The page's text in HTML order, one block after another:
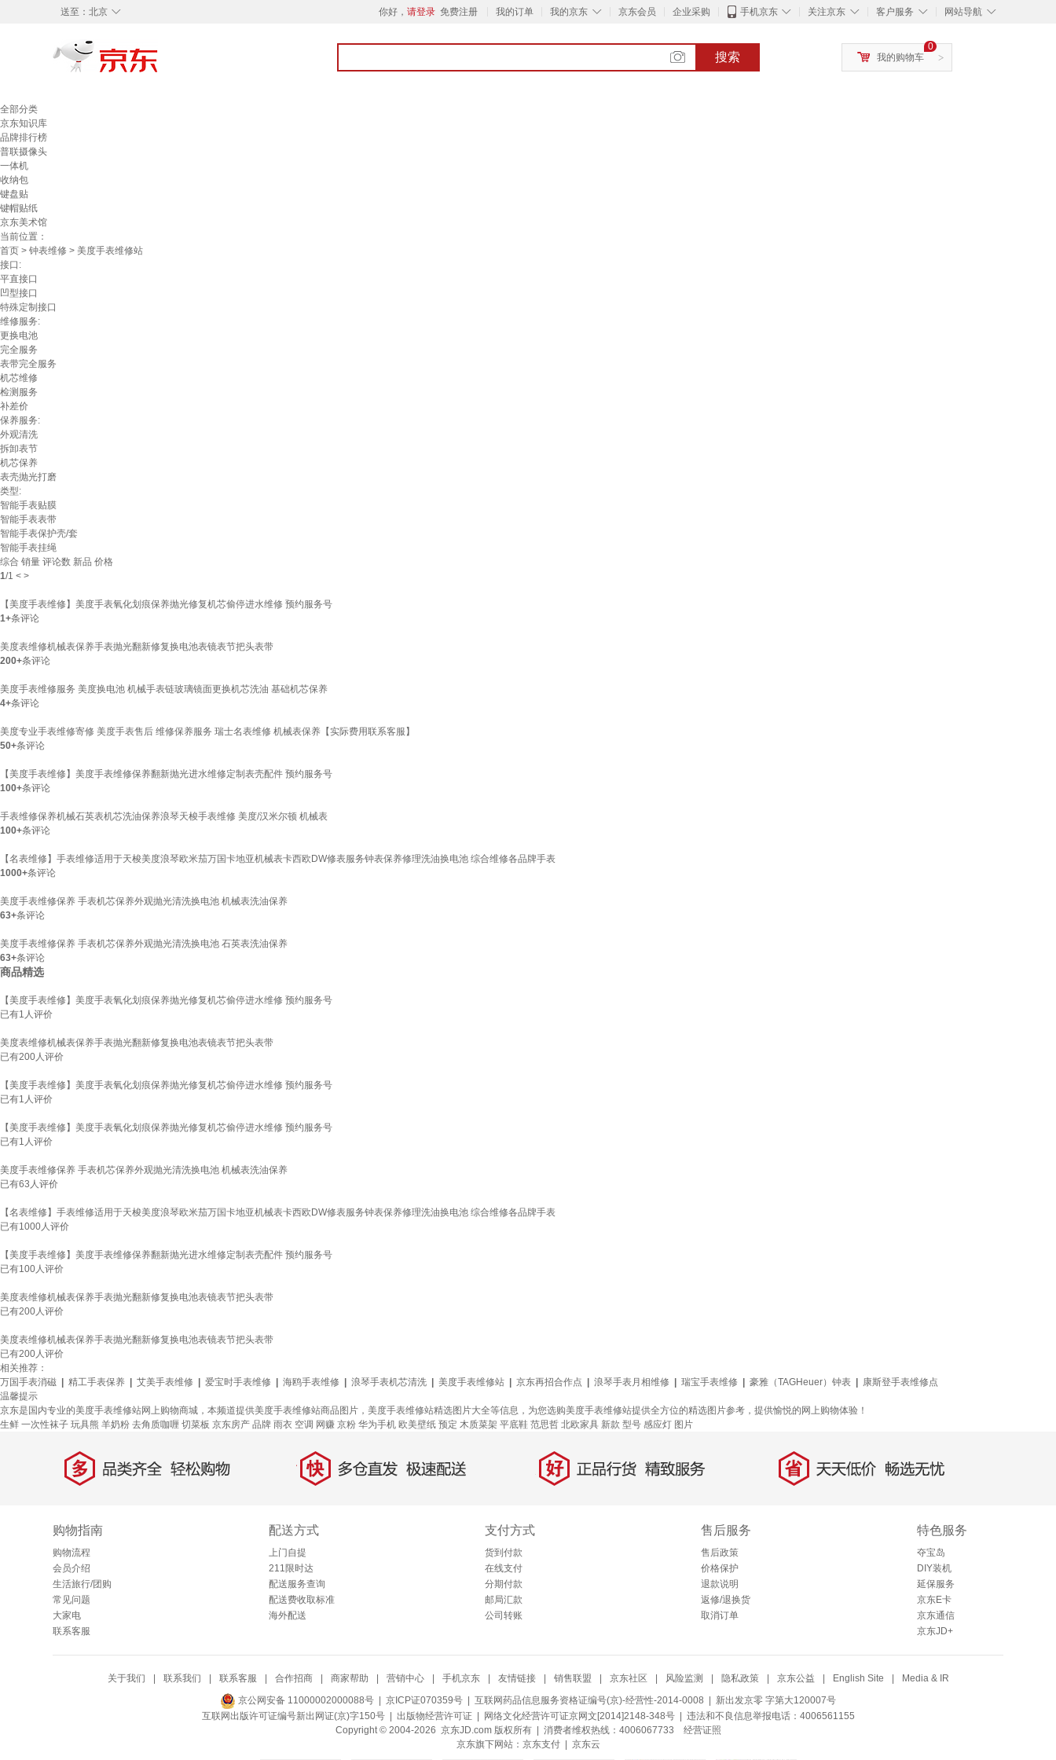
◇
送至： 北京 你好， 请登录 免费注册 我的订单 ◇
我的京东 京东会员 企业采购 ◇
手机京东 ◇
关注京东 ◇
客户服务 ◇
网站导航
搜索 >
0
我的购物车
全部分类
京东知识库
品牌排行榜
普联摄像头
一体机
收纳包
键盘贴
键帽贴纸
京东美术馆
当前位置：
首页 > 钟表维修 > 美度手表维修站
接口:
平直接口
凹型接口
特殊定制接口
维修服务:
更换电池
完全服务
表带完全服务
机芯维修
检测服务
补差价
保养服务:
外观清洗
拆卸表节
机芯保养
表壳抛光打磨
类型:
智能手表贴膜
智能手表表带
智能手表保护壳/套
智能手表挂绳
综合 销量 评论数 新品 价格
1/1 < >
【美度手表维修】美度手表氧化划痕保养抛光修复机芯偷停进水维修 预约服务号
1+条评论
美度表维修机械表保养手表抛光翻新修复换电池表镜表节把头表带
200+条评论
美度手表维修服务 美度换电池 机械手表链玻璃镜面更换机芯洗油 基础机芯保养
4+条评论
美度专业手表维修寄修 美度手表售后 维修保养服务 瑞士名表维修 机械表保养【实际费用联系客服】
50+条评论
【美度手表维修】美度手表维修保养翻新抛光进水维修定制表壳配件 预约服务号
100+条评论
手表维修保养机械石英表机芯洗油保养浪琴天梭手表维修 美度/汉米尔顿 机械表
100+条评论
【名表维修】手表维修适用于天梭美度浪琴欧米茄万国卡地亚机械表卡西欧DW修表服务钟表保养修理洗油换电池 综合维修各品牌手表
1000+条评论
美度手表维修保养 手表机芯保养外观抛光清洗换电池 机械表洗油保养
63+条评论
美度手表维修保养 手表机芯保养外观抛光清洗换电池 石英表洗油保养
63+条评论
商品精选
【美度手表维修】美度手表氧化划痕保养抛光修复机芯偷停进水维修 预约服务号
已有1 人评价
美度表维修机械表保养手表抛光翻新修复换电池表镜表节把头表带
已有200人评价
【美度手表维修】美度手表氧化划痕保养抛光修复机芯偷停进水维修 预约服务号
已有1 人评价
【美度手表维修】美度手表氧化划痕保养抛光修复机芯偷停进水维修 预约服务号
已有1 人评价
美度手表维修保养 手表机芯保养外观抛光清洗换电池 机械表洗油保养
已有63 人评价
【名表维修】手表维修适用于天梭美度浪琴欧米茄万国卡地亚机械表卡西欧DW修表服务钟表保养修理洗油换电池 综合维修各品牌手表
已有1000人评价
【美度手表维修】美度手表维修保养翻新抛光进水维修定制表壳配件 预约服务号
已有100人评价
美度表维修机械表保养手表抛光翻新修复换电池表镜表节把头表带
已有200人评价
美度表维修机械表保养手表抛光翻新修复换电池表镜表节把头表带
已有200人评价
相关推荐：
万国手表消磁
精工手表保养 艾美手表维修 爱宝时手表维修 海鸥手表维修 浪琴手表机芯清洗 美度手表维修站 京东再招合作点 浪琴手表月相维修 瑞宝手表维修 豪雅（TAGHeuer）钟表
康斯登手表维修点
温馨提示
京东是国内专业的美度手表维修站网上购物商城，本频道提供美度手表维修站商品图片，美度手表维修站精选图片大全等信息，为您选购美度手表维修站提供全方位的精选图片参考，提供愉悦的网上购物体验！
生鲜 一次性袜子 玩具熊 羊奶粉 去角质咖喱 切菜板 京东房产 品牌 雨衣 空调 网赚 京粉 华为手机 欧美壁纸 预定 木质菜架 平底鞋 范思哲 北欧家具 新款 型号 感应灯 图片
多 品类齐全，轻松购物 快 多仓直发，极速配送 好 正品行货，精致服务 省 天天低价，畅选无忧
购物指南
购物流程
会员介绍
生活旅行/团购
常见问题
大家电
联系客服
配送方式
上门自提
211限时达
配送服务查询
配送费收取标准
海外配送
支付方式
货到付款
在线支付
分期付款
邮局汇款
公司转账
售后服务
售后政策
价格保护
退款说明
返修/退换货
取消订单
特色服务
夺宝岛
DIY装机
延保服务
京东E卡
京东通信
京东JD+
关于我们 联系我们 联系客服 合作招商 商家帮助 营销中心 手机京东 友情链接 销售联盟 京东社区 风险监测 隐私政策 京东公益 English Site Media & IR
京公网安备 11000002000088号 | 京ICP证070359号 | 互联网药品信息服务资格证编号(京)-经营性-2014-0008 | 新出发京零 字第大120007号
互联网出版许可证编号新出网证(京)字150号 | 出版物经营许可证| 网络文化经营许可证京网文[2014]2148-348号| 违法和不良信息举报电话：4006561155
Copyright © 2004-2026 京东JD.com 版权所有 | 消费者维权热线：4006067733 经营证照
京东旗下网站： 京东支付| 京东云